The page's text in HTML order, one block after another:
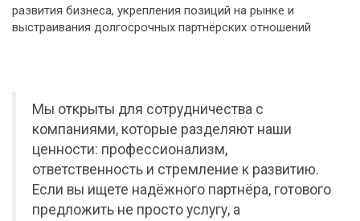
развития бизнеса, укрепления позиций на рынке и
выстраивания долгосрочных партнёрских отношений
Мы открыты для сотрудничества с
компаниями, которые разделяют наши
ценности: профессионализм,
ответственность и стремление к развитию.
Если вы ищете надёжного партнёра, готового
предложить не просто услугу, а